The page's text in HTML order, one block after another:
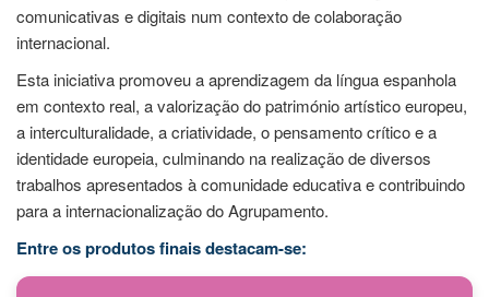
comunicativas e digitais num contexto de colaboração
internacional.
Esta iniciativa promoveu a aprendizagem da língua espanhola
em contexto real, a valorização do património artístico europeu,
a interculturalidade, a criatividade, o pensamento crítico e a
identidade europeia, culminando na realização de diversos
trabalhos apresentados à comunidade educativa e contribuindo
para a internacionalização do Agrupamento.
Entre os produtos finais destacam-se: